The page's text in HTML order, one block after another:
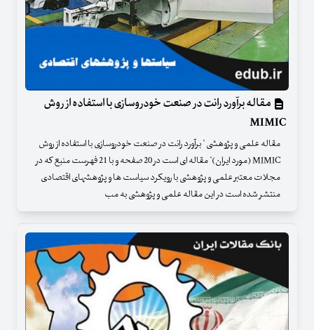
مقاله برآورد رانت در صنعت خودروسازی با استفاده از روش
MIMIC
مقاله علمی و پژوهشی " برآورد رانت در صنعت خودروسازی با استفاده از روش
MIMIC (مورد ایران)" مقاله ای است در 20 صفحه و با 21 فهرست منبع که در
مجلات معتبر علمی و پژوهشی با رویکرد سیاست ها و پژوهشهای اقتصادی
منتشر شده است در این مقاله علمی و پژوهشی به مب